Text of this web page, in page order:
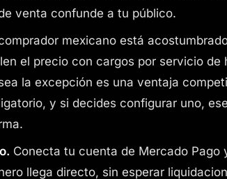
venta confunde a tu público.
mexicano está
el precio con cargos por servicio de
la excepción es una ventaja
y si decides configurar uno,
Conecta tu cuenta de Mercado Pago
llega directo, sin esperar